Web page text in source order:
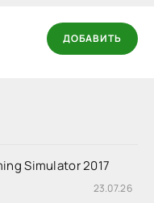
Simulator 2017
23.07.26
ДОБАВИТЬ